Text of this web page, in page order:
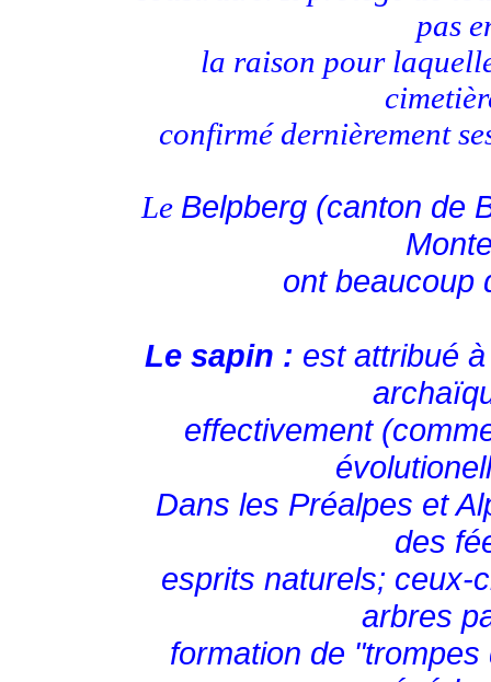
pas
la raison pour
confirmé dernièrement
Le Belpberg (canton de
ont beaucoup
Le sapin : est attribué
effectivement
Dans les Préalpes et
des
esprits naturels; ceux-
arbres
formation de